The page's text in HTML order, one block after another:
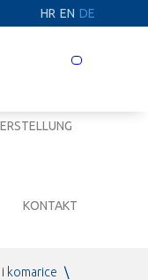
HR EN DE
Prebaci
KONTAKT
komarice \